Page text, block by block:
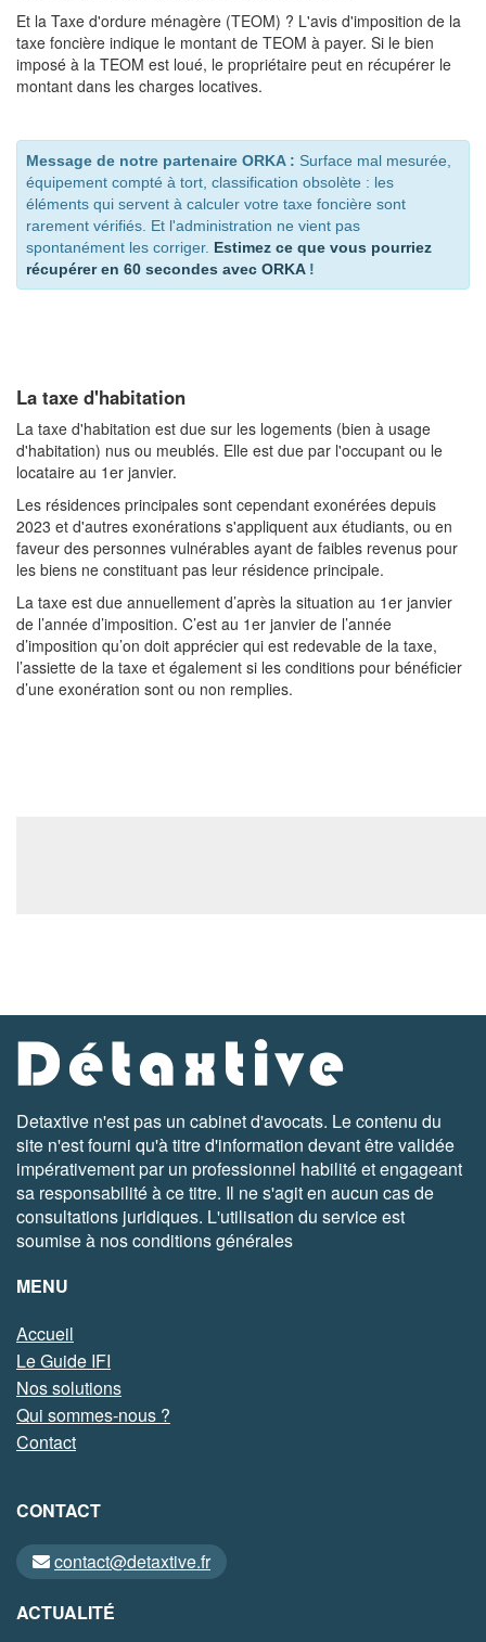
Et la Taxe d'ordure ménagère (TEOM) ? L'avis d'imposition de la
taxe foncière indique le montant de TEOM à payer. Si le bien
imposé à la TEOM est loué, le propriétaire peut en récupérer le
montant dans les charges locatives.
Message de notre partenaire ORKA : Surface mal mesurée,
équipement compté à tort, classification obsolète : les
éléments qui servent à calculer votre taxe foncière sont
rarement vérifiés. Et l'administration ne vient pas
spontanément les corriger. Estimez ce que vous pourriez
récupérer en 60 secondes avec ORKA !
La taxe d'habitation
La taxe d'habitation est due sur les logements (bien à usage
d'habitation) nus ou meublés. Elle est due par l'occupant ou le
locataire au 1er janvier.
Les résidences principales sont cependant exonérées depuis
2023 et d'autres exonérations s'appliquent aux étudiants, ou en
faveur des personnes vulnérables ayant de faibles revenus pour
les biens ne constituant pas leur résidence principale.
La taxe est due annuellement d’après la situation au 1er janvier
de l’année d’imposition. C’est au 1er janvier de l’année
d’imposition qu’on doit apprécier qui est redevable de la taxe,
l’assiette de la taxe et également si les conditions pour bénéficier
d’une exonération sont ou non remplies.
Detaxtive n'est pas un cabinet d'avocats. Le contenu du
site n'est fourni qu'à titre d'information devant être validée
impérativement par un professionnel habilité et engageant
sa responsabilité à ce titre. Il ne s'agit en aucun cas de
consultations juridiques. L'utilisation du service est
soumise à nos conditions générales
MENU
Accueil
Le Guide IFI
Nos solutions
Qui sommes-nous ?
Contact
CONTACT
contact@detaxtive.fr
ACTUALITÉ